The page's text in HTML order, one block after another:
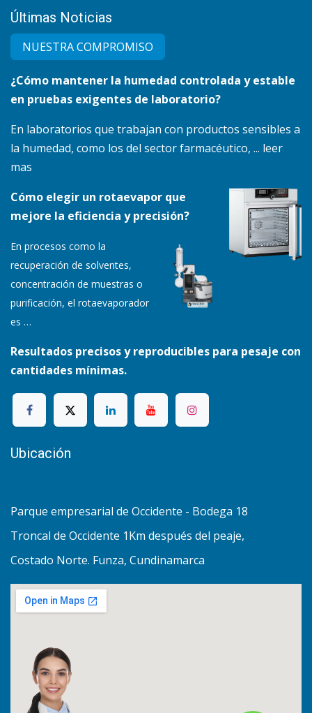
Últimas Noticias
NUESTRA COMPRO​MISO
¿Cómo mantener la humedad controlada y estable
en pruebas exigentes de laboratorio?
En laboratorios que trabajan con productos sensibles a
la humedad, como los del sector farmacéutico, ... leer
mas
Cómo elegir un rotaevapor que
mejore la eficiencia y precisión?
En procesos como la
recuperación de solventes,
concentración de muestras o
purificación, el rotaevaporador
es …
Resultados precisos y reproducibles para pesaje con
cantidades mínimas.
Ubicación
Parque empresarial de Occidente - Bodega 18
Troncal de Occidente 1Km después del peaje,
Costado Norte. Funza, Cundinamarca